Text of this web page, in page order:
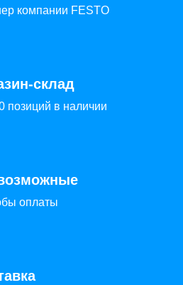
компании FESTO
склад
позиций в наличии
оплаты